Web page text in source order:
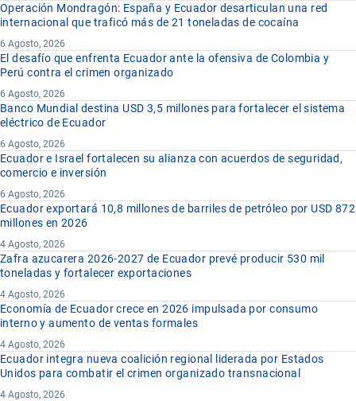
Operación Mondragón: España y Ecuador desarticulan una red
internacional que traficó más de 21 toneladas de cocaína
6 Agosto, 2026
El desafío que enfrenta Ecuador ante la ofensiva de Colombia y
Perú contra el crimen organizado
6 Agosto, 2026
Banco Mundial destina USD 3,5 millones para fortalecer el sistema
eléctrico de Ecuador
6 Agosto, 2026
Ecuador e Israel fortalecen su alianza con acuerdos de seguridad,
comercio e inversión
6 Agosto, 2026
Ecuador exportará 10,8 millones de barriles de petróleo por USD 872
millones en 2026
4 Agosto, 2026
Zafra azucarera 2026-2027 de Ecuador prevé producir 530 mil
toneladas y fortalecer exportaciones
4 Agosto, 2026
Economía de Ecuador crece en 2026 impulsada por consumo
interno y aumento de ventas formales
4 Agosto, 2026
Ecuador integra nueva coalición regional liderada por Estados
Unidos para combatir el crimen organizado transnacional
4 Agosto, 2026